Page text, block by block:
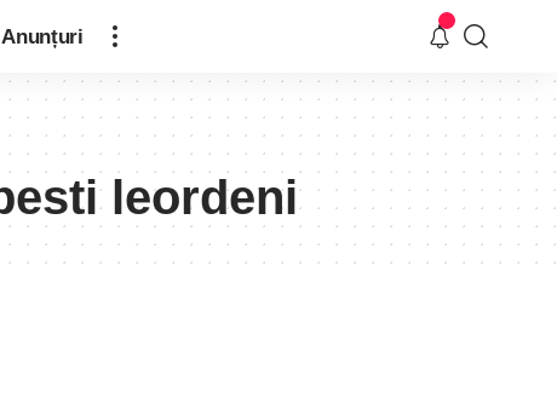
Anunțuri
leordeni